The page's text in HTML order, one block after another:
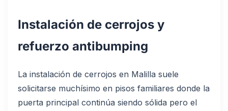
Instalación de cerrojos y
refuerzo antibumping
La instalación de cerrojos en Malilla suele
solicitarse muchísimo en pisos familiares donde la
puerta principal continúa siendo sólida pero el